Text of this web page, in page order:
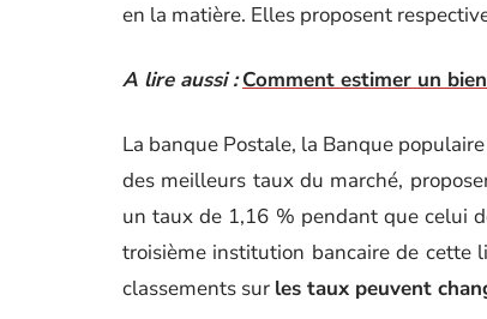
en la matière. Elles proposent
A lire aussi : Comment estimer un
La banque Postale, la Banque
des meilleurs taux du marché,
un taux de 1,16 % pendant que celui
troisième institution bancaire de cette
classements sur les taux peuvent